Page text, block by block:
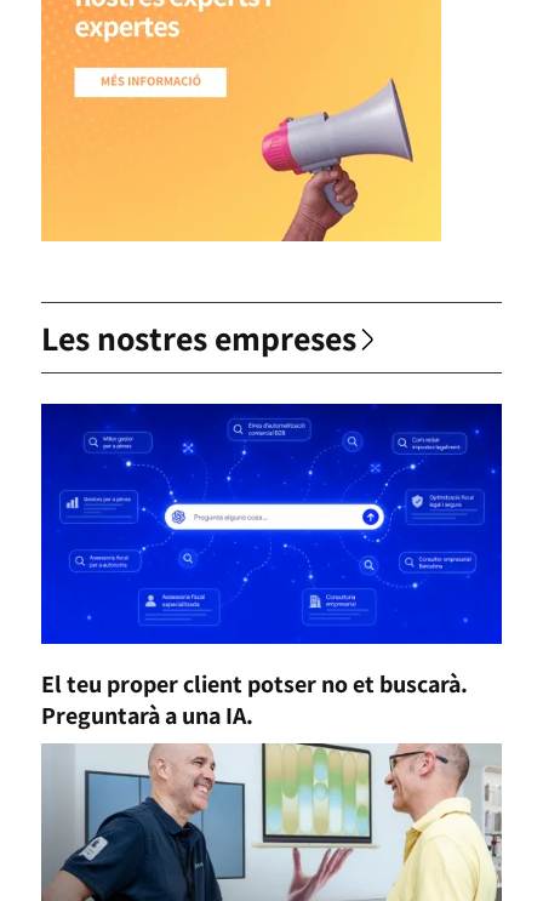
Les nostres empreses
El teu proper client potser no et buscarà.
Preguntarà a una IA.